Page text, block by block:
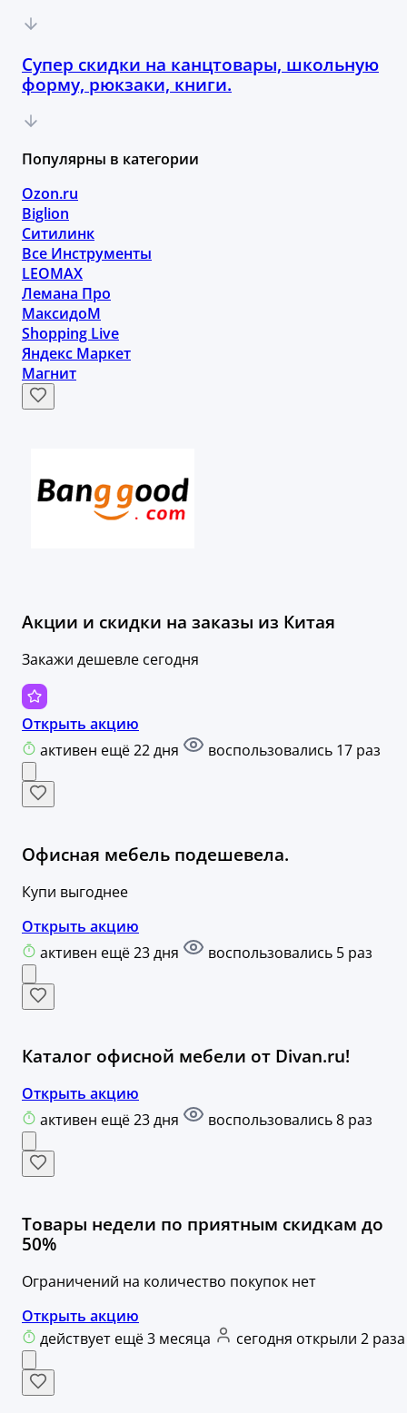
Супер скидки на канцтовары, школьную
форму, рюкзаки, книги.
Популярны в категории
Ozon.ru
Biglion
Ситилинк
Все Инструменты
LEOMAX
Лемана Про
МаксидоМ
Shopping Live
Яндекс Маркет
Магнит
Акции и скидки на заказы из Китая
Закажи дешевле сегодня
Открыть акцию
активен ещё 22 дня
воспользовались 17 раз
Офисная мебель подешевела.
Купи выгоднее
Открыть акцию
активен ещё 23 дня
воспользовались 5 раз
Каталог офисной мебели от Divan.ru!
Открыть акцию
активен ещё 23 дня
воспользовались 8 раз
Товары недели по приятным скидкам до
50%
Ограничений на количество покупок нет
Открыть акцию
действует ещё 3 месяца
сегодня открыли 2 раза